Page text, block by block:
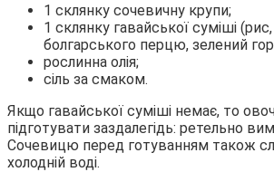
1 склянку сочевичну крупи;
1 склянку гавайської суміші
болгарського перцю, зелений
рослинна олія;
сіль за смаком.
Якщо гавайської суміші немає, то
підготувати заздалегідь: ретельно
Сочевицю перед готуванням також
холодній воді.